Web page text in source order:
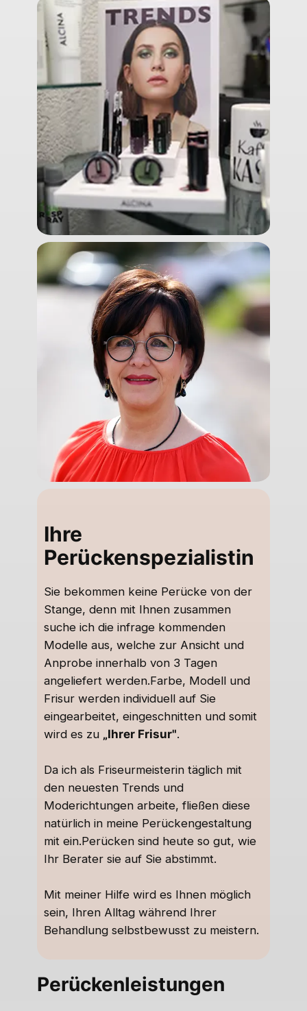
Ihre
Perückenspezialistin
Sie bekommen keine Perücke von der
Stange, denn mit Ihnen zusammen
suche ich die infrage kommenden
Modelle aus, welche zur Ansicht und
Anprobe innerhalb von 3 Tagen
angeliefert werden.Farbe, Modell und
Frisur werden individuell auf Sie
eingearbeitet, eingeschnitten und somit
wird es zu „Ihrer Frisur".
Da ich als Friseurmeisterin täglich mit
den neuesten Trends und
Moderichtungen arbeite, fließen diese
natürlich in meine Perückengestaltung
mit ein.Perücken sind heute so gut, wie
Ihr Berater sie auf Sie abstimmt.
Mit meiner Hilfe wird es Ihnen möglich
sein, Ihren Alltag während Ihrer
Behandlung selbstbewusst zu meistern.
Perückenleistungen